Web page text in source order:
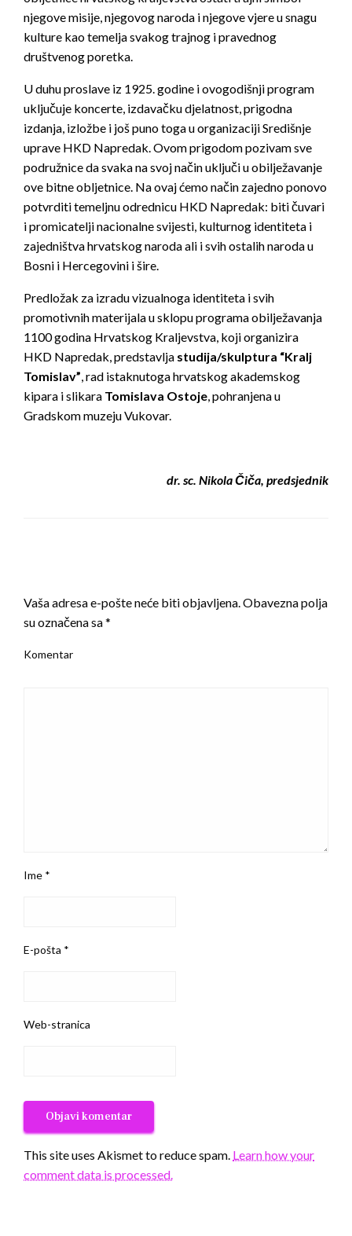
njegove misije, njegovog naroda i njegove vjere u snagu
kulture kao temelja svakog trajnog i pravednog
društvenog poretka.
U duhu proslave iz 1925. godine i ovogodišnji program
uključuje koncerte, izdavačku djelatnost, prigodna
izdanja, izložbe i još puno toga u organizaciji Središnje
uprave HKD Napredak.Ovom prigodom pozivam sve
podružnice da svaka na svoj način uključi u obilježavanje
ove bitne obljetnice. Na ovajćemonačin zajedno ponovo
potvrditi temeljnu odrednicu HKD Napredak: biti čuvari
i promicatelji nacionalne svijesti, kulturnog identiteta i
zajedništva hrvatskog naroda ali i svih ostalih naroda u
Bosni i Hercegovini i šire.
Predložak za izradu vizualnoga identiteta i svih
promotivnih materijala u sklopu programa obilježavanja
1100 godina Hrvatskog Kraljevstva, koji organizira
HKD Napredak, predstavlja studija/skulptura “Kralj
Tomislav”, rad istaknutoga hrvatskog akademskog
kipara i slikara Tomislava Ostoje, pohranjena u
Gradskom muzeju Vukovar.
dr. sc. Nikola Čiča, predsjednik
Vaša adresa e-pošte neće biti objavljena.Obavezna polja
su označena sa*
Komentar
Ime *
E-pošta *
Web-stranica
This site uses Akismet to reduce spam. Learn how your
comment data is processed.